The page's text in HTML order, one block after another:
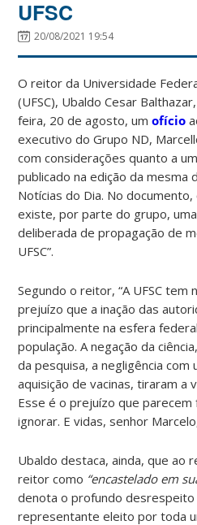
UFSC
20/08/2021 19:54
O reitor da Universidade
(UFSC), Ubaldo Cesar
feira, 20 de agosto, umofício
executivo do Grupo ND,
com considerações quanto a
publicado na edição da mesma
Notícias do Dia. No
existe, por parte do grupo, uma
deliberada de propagação de
UFSC”.
Segundo o reitor, “A UFSC tem
prejuízo que a inação das
principalmente na esfera
população. A negação da
da pesquisa, a negligência com
aquisição de vacinas, tiraram a
Esse é o prejuízo que
ignorar. E vidas, senhor
Ubaldo destaca, ainda, que ao
reitorcomo “encastelado em
denota o profundo desrespeito
representante eleito por toda